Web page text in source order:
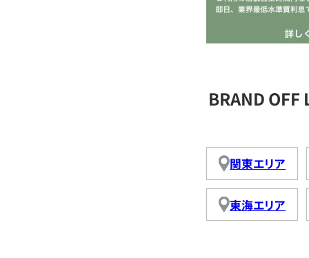
BRAND
関東エリア
東海エリア